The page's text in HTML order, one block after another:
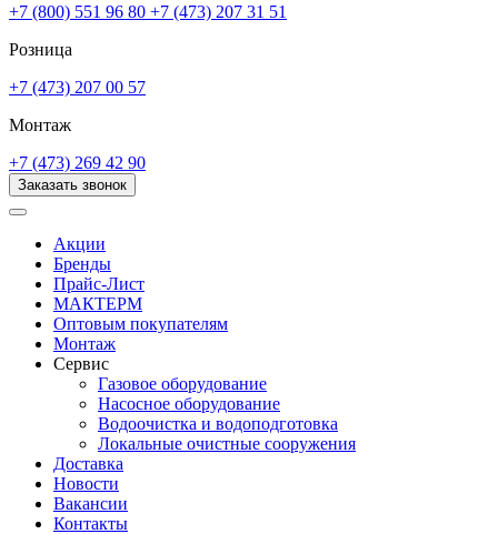
+7 (800) 551 96 80 +7 (473) 207 31 51
Розница
+7 (473) 207 00 57
Монтаж
+7 (473) 269 42 90
Заказать звонок
Акции
Бренды
Прайс-Лист
МАКТЕРМ
Оптовым покупателям
Монтаж
Сервис
Газовое оборудование
Насосное оборудование
Водоочистка и водоподготовка
Локальные очистные сооружения
Доставка
Новости
Вакансии
Контакты